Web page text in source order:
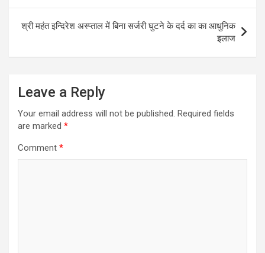
श्री महंत इन्दिरेश अस्प्ताल में बिना सर्जरी घुटने के दर्द का का आधुनिक
इलाज
Leave a Reply
Your email address will not be published. Required fields
are marked *
Comment *